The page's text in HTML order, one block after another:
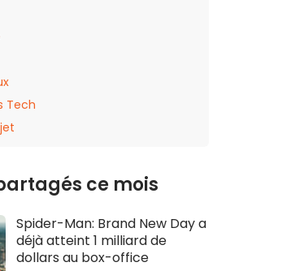
Tech
ce mois
Spider-Man: Brand New Day a
déjà atteint 1 milliard de
dollars au box-office